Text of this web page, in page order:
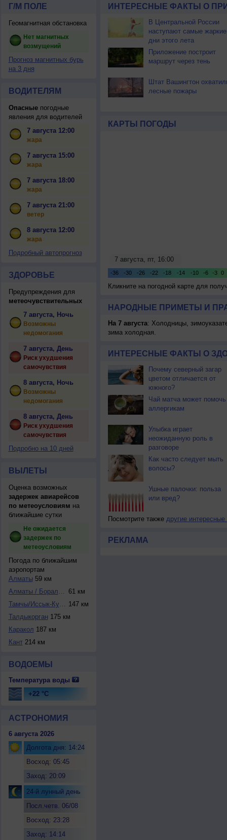
Г/М ПОЛЕ
Геомагнитная обстановка
Нет магнитных
возмущений
Прогноз магнитных бурь
на 3 дня
ВОДИТЕЛЯМ
Опасныепогодные
явления для водителей
7 августа 12:00
жара
7 августа 15:00
жара
7 августа 18:00
жара
7 августа 21:00
ветер
8 августа 12:00
жара
Подробный автопрогноз
ЗДОРОВЬЕ
Предупреждения для
метеочувствительных
7 августа, Ночь
Возможны
недомогания
7 августа, День
Риск ухудшения
самочувствия
8 августа, Ночь
Возможны
недомогания
8 августа, День
Риск ухудшения
самочувствия
Подробно на 10 дней
ВЫЛЕТЫ
Оценка возможных
задержек авиарейсов
по метеоусловиям на
ближайшие сутки
Не ожидается
задержек по
метеоусловиям
Погода по ближайшим
аэропортам
Алматы59 км
Алматы / Боралдай 61 км
Тамчы/Иссык-Куль 147 км
Талдыкорган 175 км
Каракол 187 км
Кант214 км
ВОДОЕМЫ
Температура воды
+22 °C
АСТРОНОМИЯ
6 августа 2026
Долгота дня: 14:24
Восход: 05:45
Заход: 20:09
24-й лунный день
Посл.четв. 06/08
Восход: 23:28
Заход: 14:14
ИНТЕРЕСНЫЕ ФАКТЫ О
В Центральной России
наступают самые жаркие
дни этого лета
Приложение построит
маршрут через тень
Штат Вашингтон
лесные пожары
КАРТЫ ПОГОДЫ
Кликните на погодной карте для
НАРОДНЫЕ ПРИМЕТЫ И
На 7 августа: Холодницы,
зима холодная.
ИНТЕРЕСНЫЕ ФАКТЫ О
Почему северный загар
цветом отличается от
южного?
Чай матча может помочь
аллергикам
Улыбка играет
неожиданную роль в
разговоре
Как часто следует мыть
волосы?
Ушные палочки: польза
или вред?
Посмотрите также другие интересные
РЕКЛАМА